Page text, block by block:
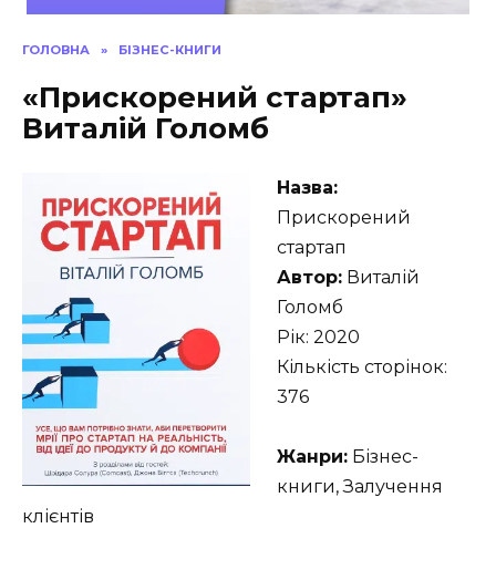
ГОЛОВНА » БІЗНЕС-КНИГИ
«Прискорений стартап»
Виталій Голомб
Назва:
Прискорений
стартап
Автор: Виталій
Голомб
Рік: 2020
Кількість сторінок:
376
Жанри: Бізнес-
книги, Залучення
клієнтів